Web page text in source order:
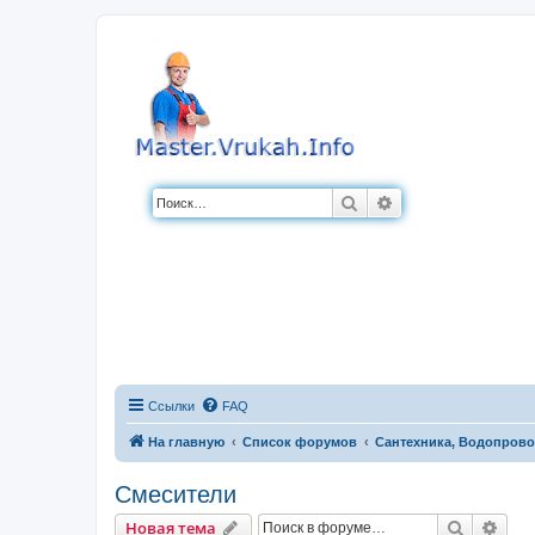
Поиск
Ссылки FAQ
На главную Список форумов Сантехника,
Смесители
Новая тема Поиск